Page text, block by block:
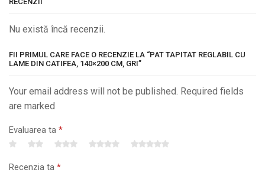
Nu există încă recenzii.
FII PRIMUL CARE FACE O RECENZIE LA “PAT TAPITAT REGLABIL CU
LAME DIN CATIFEA, 140×200 CM, GRI”
Your email address will not be published. Required fields
are marked
Evaluarea ta *
Recenzia ta *